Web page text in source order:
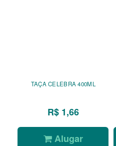
TAÇA CELEBRA 400ML
R$ 1,66
Alugar